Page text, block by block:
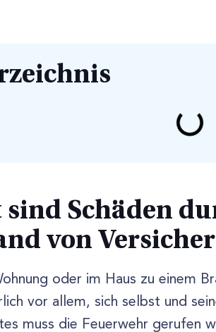
Schäden
von
oder im Haus zu einem
vor allem, sich selbst und
muss die Feuerwehr gerufen